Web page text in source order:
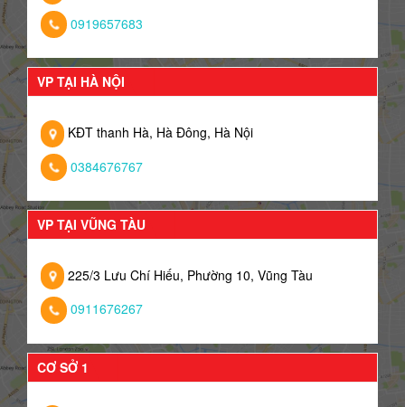
0919657683
VP TẠI HÀ NỘI
KĐT thanh Hà, Hà Đông, Hà Nội
0384676767
VP TẠI VŨNG TÀU
225/3 Lưu Chí Hiếu, Phường 10, Vũng Tàu
0911676267
CƠ SỞ 1